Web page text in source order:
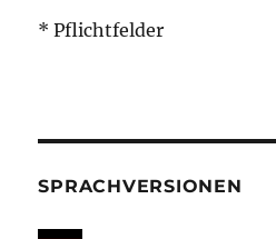
* Pflichtfelder
SPRACHVERSIONEN